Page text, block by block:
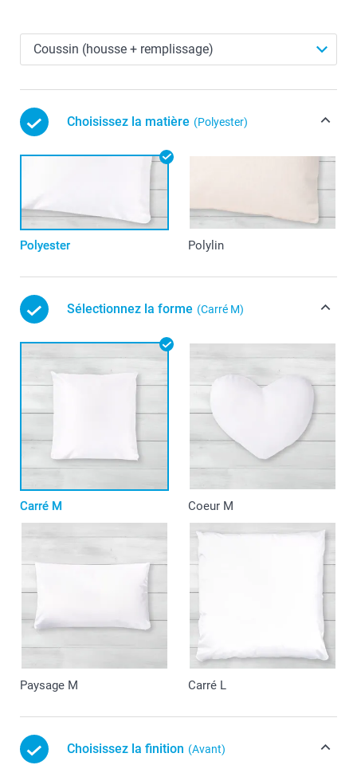
Choisissez la matière (Polyester)
Polyester Polylin
Sélectionnez la forme (Carré M)
Carré M Coeur M
Paysage M Carré L
Choisissez la finition (Avant)